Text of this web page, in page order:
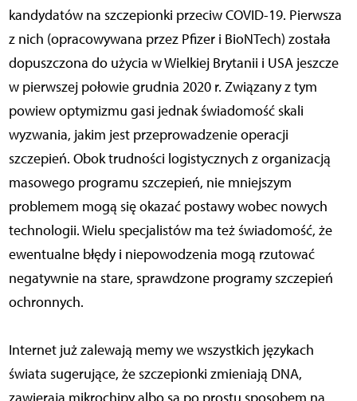
kandydatów na szczepionki przeciw COVID-19. Pierwsza
z nich (opracowywana przez Pfizer i BioNTech) została
dopuszczona do użycia w Wielkiej Brytanii i USA jeszcze
w pierwszej połowie grudnia 2020 r. Związany z tym
powiew optymizmu gasi jednak świadomość skali
wyzwania, jakim jest przeprowadzenie operacji
szczepień. Obok trudności logistycznych z organizacją
masowego programu szczepień, nie mniejszym
problemem mogą się okazać postawy wobec nowych
technologii. Wielu specjalistów ma też świadomość, że
ewentualne błędy i niepowodzenia mogą rzutować
negatywnie na stare, sprawdzone programy szczepień
ochronnych.
Internet już zalewają memy we wszystkich językach
świata sugerujące, że szczepionki zmieniają DNA,